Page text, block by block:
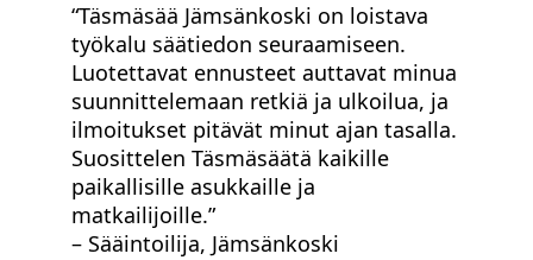
“Täsmäsää Jämsänkoski on loistava
työkalu säätiedon seuraamiseen.
Luotettavat ennusteet auttavat minua
suunnittelemaan retkiä ja ulkoilua, ja
ilmoitukset pitävät minut ajan tasalla.
Suosittelen Täsmäsäätä kaikille
paikallisille asukkaille ja
matkailijoille.”
– Sääintoilija, Jämsänkoski